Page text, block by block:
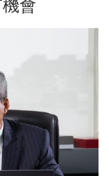
會